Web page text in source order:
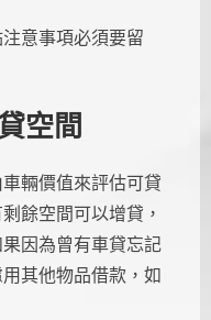
意事項必須要留
空間
輛價值來評估可貸
餘空間可以增貸，
因為曾有車貸忘記
其他物品借款，如